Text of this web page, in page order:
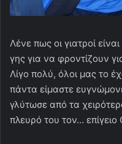
Λένε πως οι γιατροί
γης για να φροντίζουν
Λίγο πολύ, όλοι μας το
πάντα είμαστε
γλύτωσε από τα
πλευρό του τον… επίγειο